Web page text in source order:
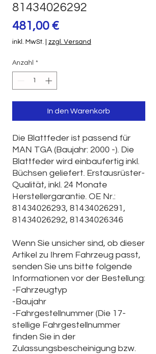
81434026292
481,00 €Preis
inkl. MwSt. zzgl. Versand
Anzahl *
In den Warenkorb
Die Blattfeder ist passend für
MAN TGA (Baujahr: 2000 -). Die
Blattfeder wird einbaufertig inkl.
Büchsen geliefert. Erstausrüster-
Qualität, inkl. 24 Monate
Herstellergarantie. OE Nr.:
81434026293, 81434026291,
81434026292, 81434026346
Wenn Sie unsicher sind, ob dieser
Artikel zu Ihrem Fahrzeug passt,
senden Sie uns bitte folgende
Informationen vor der Bestellung:
-Fahrzeugtyp
-Baujahr
-Fahrgestellnummer (Die 17-
stellige Fahrgestellnummer
finden Sie in der
Zulassungsbescheinigung bzw.